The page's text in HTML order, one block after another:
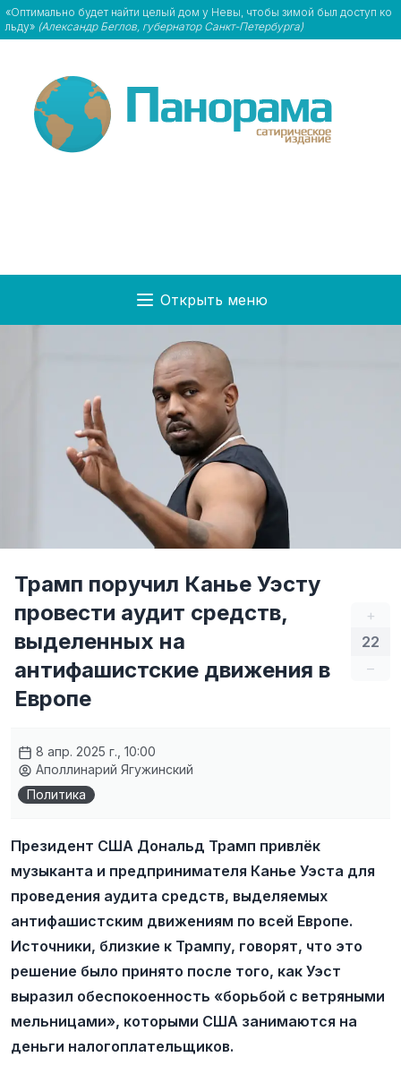
«Оптимально будет найти целый дом у Невы, чтобы зимой был доступ ко
льду» (Александр Беглов, губернатор Санкт-Петербурга)
Открыть меню
+
22
–
Трамп поручил Канье Уэсту
провести аудит средств,
выделенных на
антифашистские движения в
Европе
8 апр. 2025 г., 10:00
Аполлинарий Ягужинский
Политика
Президент США Дональд Трамп привлёк
музыканта и предпринимателя Канье Уэста для
проведения аудита средств, выделяемых
антифашистским движениям по всей Европе.
Источники, близкие к Трампу, говорят, что это
решение было принято после того, как Уэст
выразил обеспокоенность «борьбой с ветряными
мельницами», которыми США занимаются на
деньги налогоплательщиков.